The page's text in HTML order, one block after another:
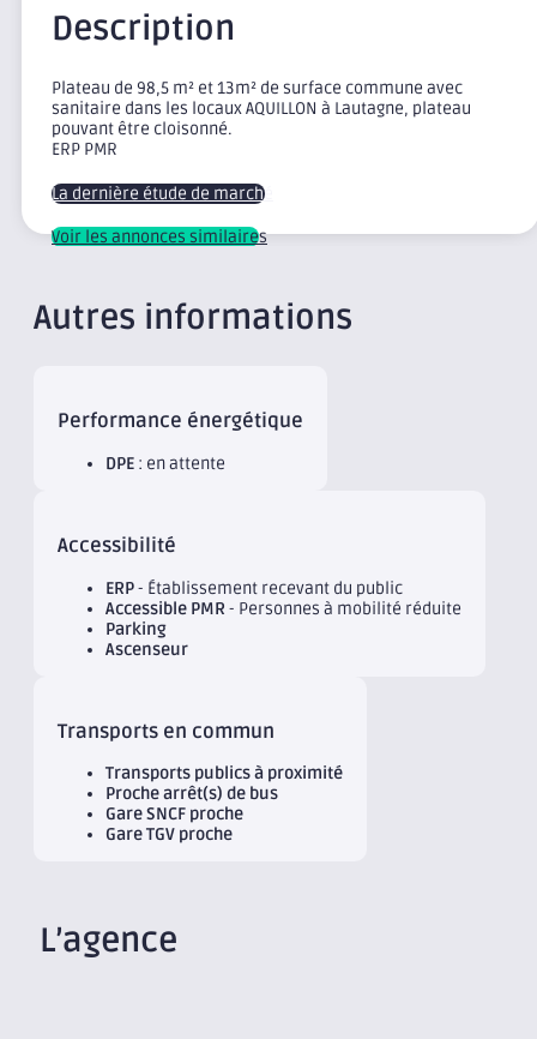
Description
Plateau de 98,5 m² et 13m² de surface commune avec
sanitaire dans les locaux AQUILLON à Lautagne, plateau
pouvant être cloisonné.
ERP PMR
La dernière étude de marché
Voir les annonces similaires
Autres informations
Performance énergétique
DPE : en attente
Accessibilité
ERP- Établissement recevant du public
Accessible PMR - Personnes à mobilité réduite
Parking
Ascenseur
Transports en commun
Transports publics à proximité
Proche arrêt(s) de bus
Gare SNCF proche
Gare TGV proche
L’agence